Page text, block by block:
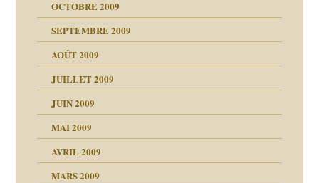
OCTOBRE 2009
SEPTEMBRE 2009
AOÛT 2009
JUILLET 2009
JUIN 2009
MAI 2009
AVRIL 2009
MARS 2009